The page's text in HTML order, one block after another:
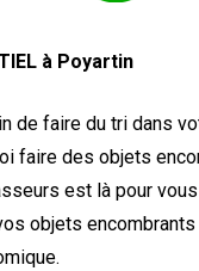
à Poyartin
de faire du tri dans
faire des objets
est là pour
objets